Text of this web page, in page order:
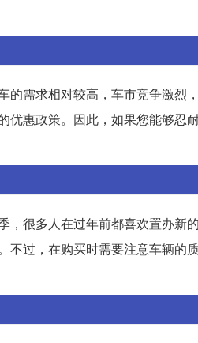
需求相对较高，车市竞争激烈
优惠政策。因此，如果您能够忍
很多人在过年前都喜欢置办新
过，在购买时需要注意车辆的